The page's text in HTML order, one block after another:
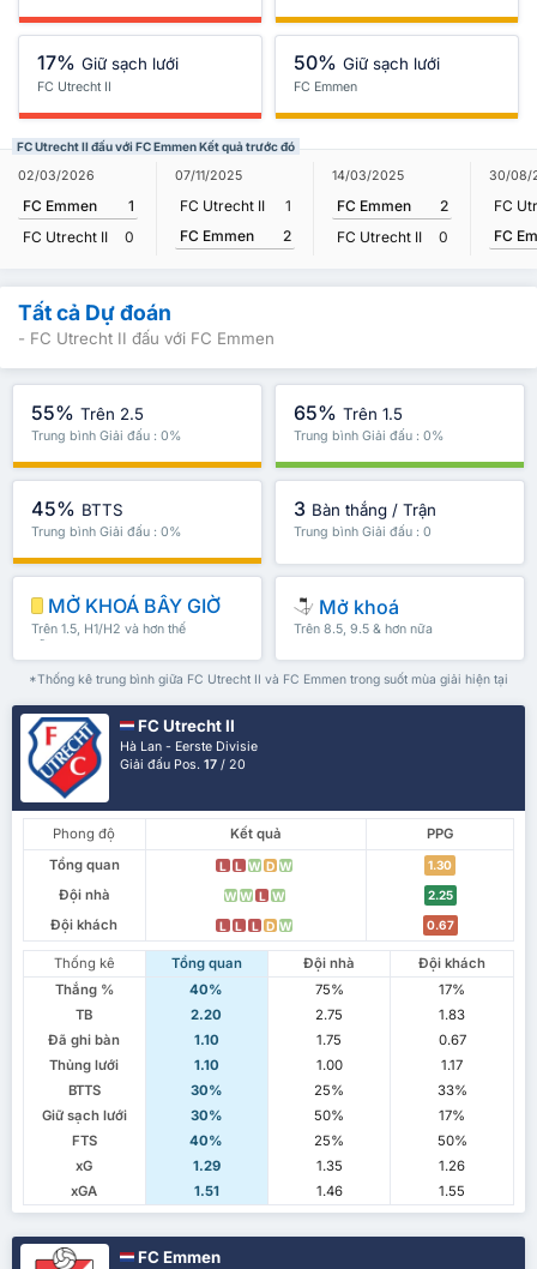
17% Giữ sạch lưới
FC Utrecht II
50% Giữ sạch lưới
FC Emmen
FC Utrecht II đấu với FC Emmen Kết quả trước đó
02/03/2026
FC Emmen
1
FC Utrecht II
0
07/11/2025
FC Utrecht II
1
FC Emmen
2
14/03/2025
FC Emmen
2
FC Utrecht II
0
30/08/
FC
FC
Tất cả Dự đoán
- FC Utrecht II đấu với FC Emmen
55% Trên 2.5
Trung bình Giải đấu : 0%
65% Trên 1.5
Trung bình Giải đấu : 0%
45% BTTS
Trung bình Giải đấu : 0%
3 Bàn thắng / Trận
Trung bình Giải đấu : 0
MỞ KHOÁ BÂY GIỜ
Trên 1.5, H1/H2 và hơn thế
nữa
Mở khoá
Trên 8.5, 9.5 & hơn nữa
*Thống kê trung bình giữa FC Utrecht II và FC Emmen trong suốt mùa giải hiện tại
FC Utrecht II
Hà Lan - Eerste Divisie
Giải đấu Pos.17 / 20
Phong độ Kết quả
PPG
Tổng quan
L L W D W 1.30
Đội nhà W W L W 2.25
Đội khách L L L D W 0.67
Thống kê Tổng quan Đội nhà
Đội khách
Thắng %
40% 75%
17%
TB
2.20 2.75
1.83
Đã ghi bàn
1.10 1.75
0.67
Thủng lưới
1.10 1.00
1.17
BTTS
30% 25%
33%
Giữ sạch lưới
30% 50%
17%
FTS
40% 25%
50%
xG
1.29 1.35
1.26
xGA
1.51 1.46 1.55
FC Emmen